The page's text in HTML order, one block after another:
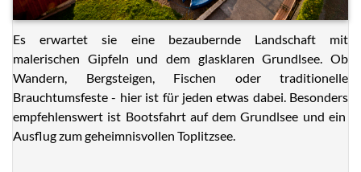
Es erwartet sie eine bezaubernde Landschaft mit
malerischen Gipfeln und dem glasklaren Grundlsee. Ob
Wandern, Bergsteigen, Fischen oder traditionelle
Brauchtumsfeste - hier ist für jeden etwas dabei. Besonders
empfehlenswert ist Bootsfahrt auf dem Grundlsee und ein
Ausflug zum geheimnisvollen Toplitzsee.